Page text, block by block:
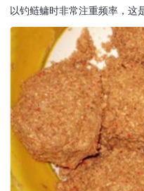
以钓鲢鳙时非常注重频率，这